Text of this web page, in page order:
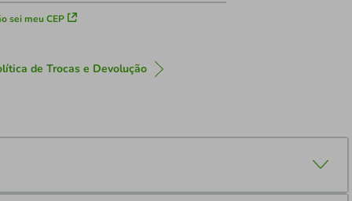
sei meu CEP
de Trocas e Devolução